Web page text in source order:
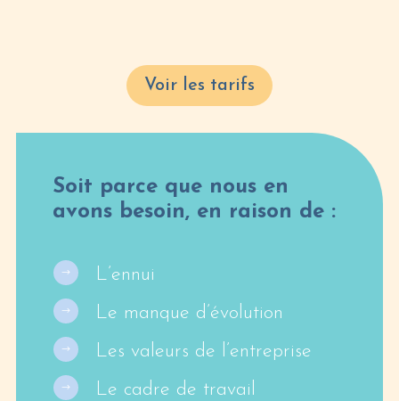
Voir les tarifs
Soit parce que nous en
avons besoin, en raison de :
$ L’ennui
$ Le manque d’évolution
$ Les valeurs de l’entreprise
$ Le cadre de travail